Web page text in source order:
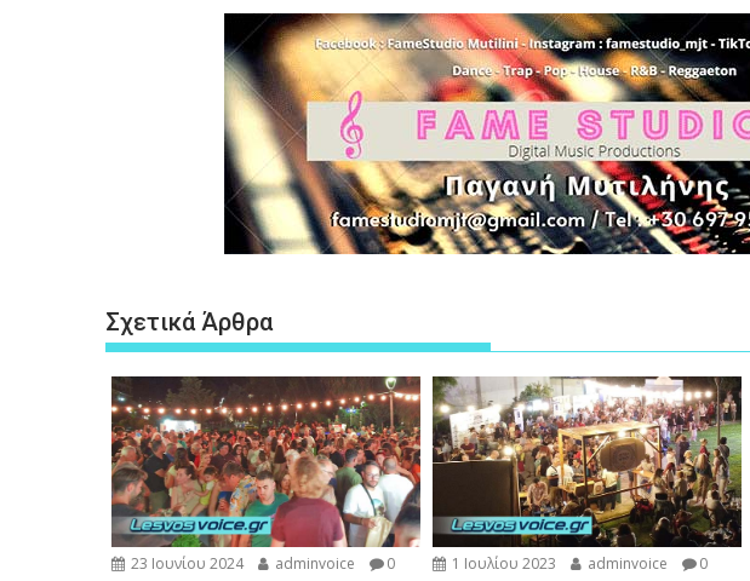
Σχετικά Άρθρα
23 Ιουνίου 2024 adminvoice 0 1 Ιουλίου 2023 adminvoice 0